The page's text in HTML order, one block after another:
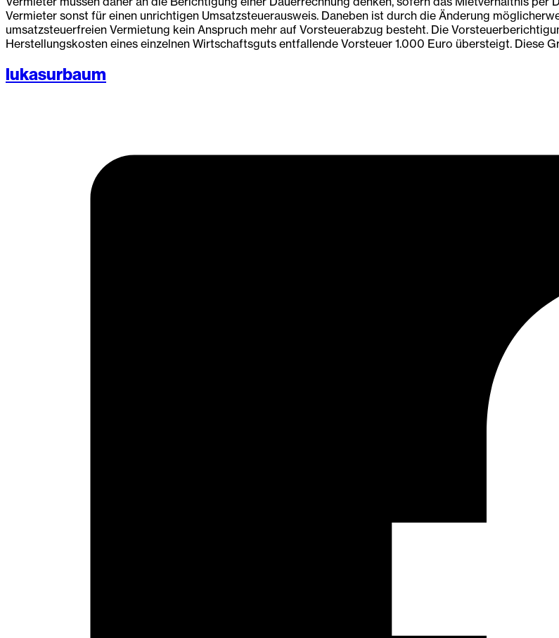
Vermieter sonst für einen unrichtigen Umsatzsteuerausweis. Daneben ist durch die Änderung
umsatzsteuerfreien Vermietung kein Anspruch mehr auf Vorsteuerabzug besteht. Die
Herstellungskosten eines einzelnen Wirtschaftsguts entfallende Vorsteuer 1.000 Euro übersteigt. Diese
lukasurbaum